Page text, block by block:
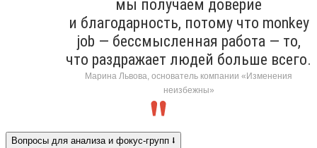
мы получаем доверие
и благодарность, потому что monkey
job — бессмысленная работа — то,
что раздражает людей больше всего.
Марина Львова, основатель компании «Изменения
неизбежны»
Вопросы для анализа и фокус-групп ⭣